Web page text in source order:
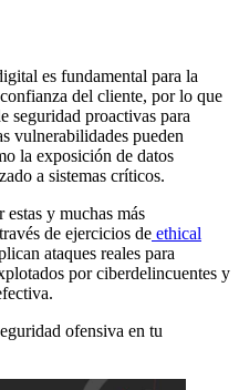
es fundamental para la
del cliente, por lo que
seguridad proactivas para
vulnerabilidades pueden
la exposición de datos
a sistemas críticos.
y muchas más
de ejercicios de ethical
ataques reales para
por ciberdelincuentes y
ofensiva en tu